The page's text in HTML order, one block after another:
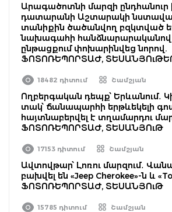
Արագածոտնի մարզի ընդհանուր
դատարանի Աշտարակի
տանիքին ծածանվող բզկտված
նախագահի հանձնարարականով
ընթացքում փոխարինվեց նորով.
ՖՈՏՈՌԵՊՈՐՏԱԺ,
18482 դիտում Շամշյան
Ողբերգական դեպք՝ Երևանում․
տակ՝ ճանապարհի երթևեկելի
հայտնաբերվել է տղամարդու
ՖՈՏՈՌԵՊՈՐՏԱԺ, ՏԵՍԱՆՅՈւԹ
17153 դիտում Շամշյան
Ավտովթար՝ Լոռու մարզում․
բախվել են «Jeep Cherokee»-ն և
ՖՈՏՈՌԵՊՈՐՏԱԺ, ՏԵՍԱՆՅՈւԹ
15785 դիտում Շամշյան